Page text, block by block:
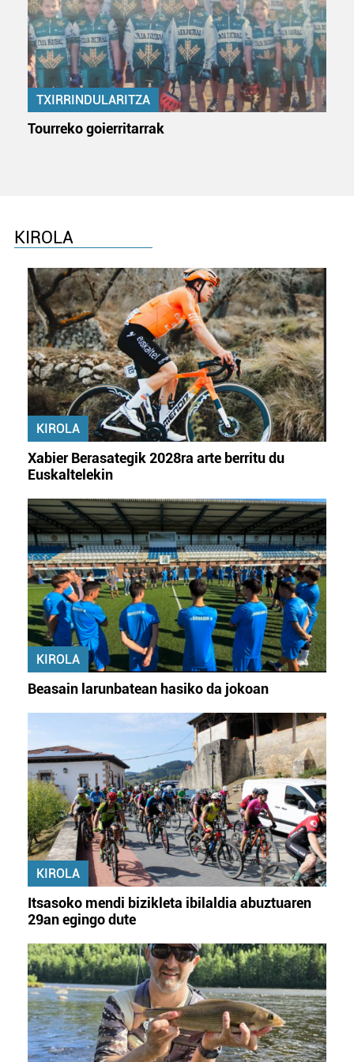
pertsonalizatuak eskaintzeko, iragarkiak eta edukia
neurtzeko, jendeari buruzko informazioa biltzeko eta
produktuak garatzeko. Zure datuak nork eta zertarako
erabiltzen dituen hauta dezakezu.
Bazkide batzuek ez dizute baimenik eskatzen, eta beren
bazkideen zerrenda, beren ustez zein helburutarako
buruzko informazio gehiago eta ezarri zure lehentasunak
datuen atalean. Edozein unetan alda edo ken dezakezu
zure baimena Cookieen adierazpenean.
Webgune honek cookie propioak eta hirugarrenen cookie-
fitxategiak erabiltzen ditu. Zure esperientzia eta
zerbitzuak hobetzeko asmoz, cookie teknologiaz
baliatzen gara. Ohar hau onartuz gero, teknologia hori
erabiltzeko baimen esplizitua ematen diguzu.Gehiago
irakurri
TXIRRINDULARITZA
Tourreko goierritarrak
KIROLA
KIROLA
Xabier Berasategik 2028ra arte berritu du
Euskaltelekin
KIROLA
Beasain larunbatean hasiko da jokoan
KIROLA
Itsasoko mendi bizikleta ibilaldia abuztuaren
29an egingo dute